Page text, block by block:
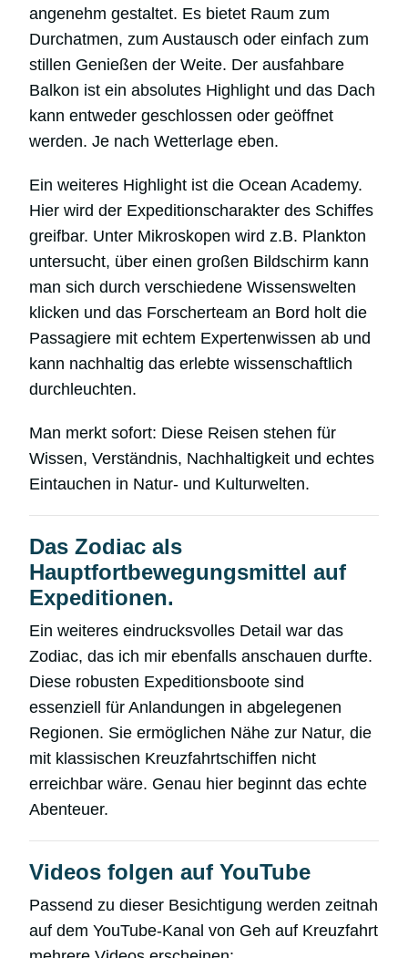
angenehm gestaltet. Es bietet Raum zum
Durchatmen, zum Austausch oder einfach zum
stillen Genießen der Weite. Der ausfahbare
Balkon ist ein absolutes Highlight und das Dach
kann entweder geschlossen oder geöffnet
werden. Je nach Wetterlage eben.
Ein weiteres Highlight ist die Ocean Academy.
Hier wird der Expeditionscharakter des Schiffes
greifbar. Unter Mikroskopen wird z.B. Plankton
untersucht, über einen großen Bildschirm kann
man sich durch verschiedene Wissenswelten
klicken und das Forscherteam an Bord holt die
Passagiere mit echtem Expertenwissen ab und
kann nachhaltig das erlebte wissenschaftlich
durchleuchten.
Man merkt sofort: Diese Reisen stehen für
Wissen, Verständnis, Nachhaltigkeit und echtes
Eintauchen in Natur- und Kulturwelten.
Das Zodiac als
Hauptfortbewegungsmittel auf
Expeditionen.
Ein weiteres eindrucksvolles Detail war das
Zodiac, das ich mir ebenfalls anschauen durfte.
Diese robusten Expeditionsboote sind
essenziell für Anlandungen in abgelegenen
Regionen. Sie ermöglichen Nähe zur Natur, die
mit klassischen Kreuzfahrtschiffen nicht
erreichbar wäre. Genau hier beginnt das echte
Abenteuer.
Videos folgen auf YouTube
Passend zu dieser Besichtigung werden zeitnah
auf dem YouTube-Kanal von Geh auf Kreuzfahrt